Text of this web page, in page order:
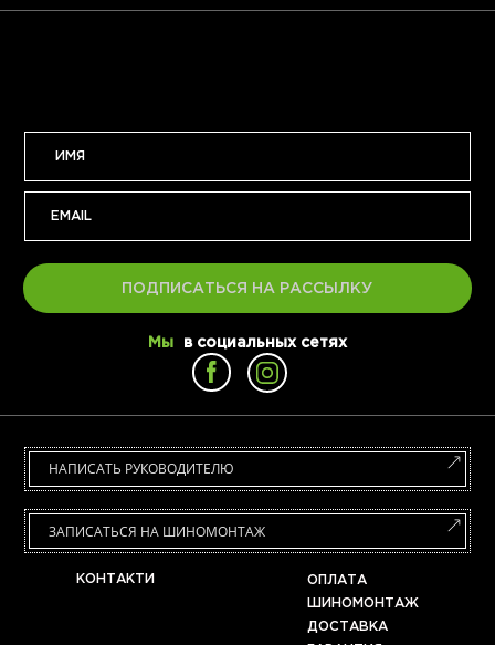
ПОДПИСАТЬСЯ НА РАССЫЛКУ
Мы в социальных сетях
НАПИСАТЬ РУКОВОДИТЕЛЮ
ЗАПИСАТЬСЯ НА ШИНОМОНТАЖ
КОНТАКТИ
ОПЛАТА
ШИНОМОНТАЖ
ДОСТАВКА